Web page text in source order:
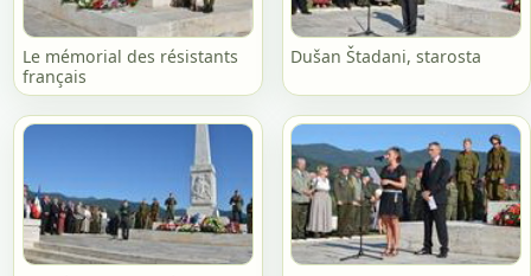
Le mémorial des résistants
français
Dušan Štadani, starosta